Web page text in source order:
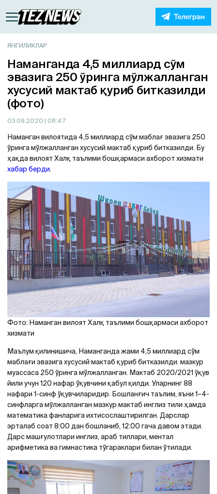
ЯНГИЛИКЛАР
Наманганда 4,5 миллиард сўм
эвазига 250 ўринга мўлжалланган
хусусий мактаб қуриб битказилди
(фото)
03.09.2020 | 08:47
Наманган вилоятида 4,5 миллиард сўм маблағ эвазига 250
ўринга мўлжалланган хусусий мактаб қуриб битказилди. Бу
ҳақда вилоят Халқ таълими бошқармаси ахборот хизмати
хабар берди.
Фото: Наманган вилоят Халқ таълими бошқармаси ахборот
хизмати
Маълум қилинишича, Наманганда жами 4,5 миллиард сўм
маблағи эвазига хусусий мактаб қуриб битказилди. мазкур
муассаса 250 ўринга мўлжалланган. Мактаб 2020/2021 ўқув
йили учун 120 нафар ўқувчини қабул қилди. Уларнинг 88
нафари 1-синф ўқувчиларидир. Бошланғич таълим, яъни 1–4-
синфларга мўлжалланган мазкур мактаб инглиз тили ҳамда
математика фанларига ихтисослаштирилган. Дарслар
эрталаб соат 8:00 дан бошланиб, 12:00 гача давом этади.
Дарс машғулотлари инглиз, араб тиллари, ментал
арифметика ва гимнастика тўгараклари билан ўтилади.